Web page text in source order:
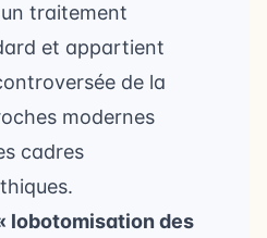
traitement
et appartient
de la
modernes
cadres
lobotomisation des